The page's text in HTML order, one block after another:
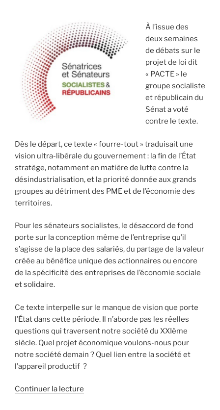
mieux
protéger
les
sapeurs-
pompiers
adoptée
à
À l’issue des
deux semaines
de débats sur le
projet de loi dit
« PACTE » le
groupe socialiste
et républicain du
Sénat a voté
contre le texte.
Dès le départ, ce texte « fourre-tout » traduisait une
vision ultra-libérale du gouvernement : la fin de l’État
stratège, notamment en matière de lutte contre la
désindustrialisation, et la priorité donnée aux grands
groupes au détriment des PME et de l’économie des
territoires.
Pour les sénateurs socialistes, le désaccord de fond
porte sur la conception même de l’entreprise qu’il
s’agisse de la place des salariés, du partage de la valeur
créée au bénéfice unique des actionnaires ou encore
de la spécificité des entreprises de l’économie sociale
et solidaire.
Ce texte interpelle sur le manque de vision que porte
l’État dans cette période. Il n’aborde pas les réelles
questions qui traversent notre société du XXIème
siècle. Quel projet économique voulons-nous pour
notre société demain ? Quel lien entre la société et
l’appareil productif ?
Continuer la lecture